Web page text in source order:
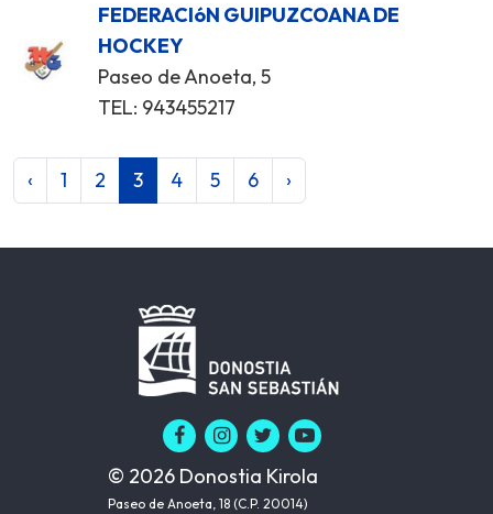
FEDERACIóN GUIPUZCOANA DE
HOCKEY
Paseo de Anoeta, 5
TEL: 943455217
‹ 1 2 3 4 5 6 ›
© 2026 Donostia Kirola
Paseo de Anoeta, 18 (C.P. 20014)